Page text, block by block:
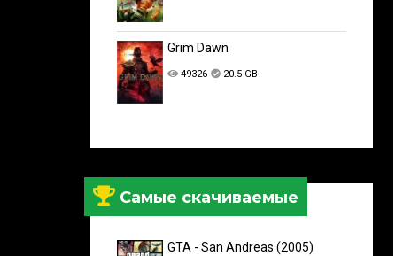
Grim Dawn
49326 20.5 GB
Самые скачиваемые
GTA - San Andreas (2005)